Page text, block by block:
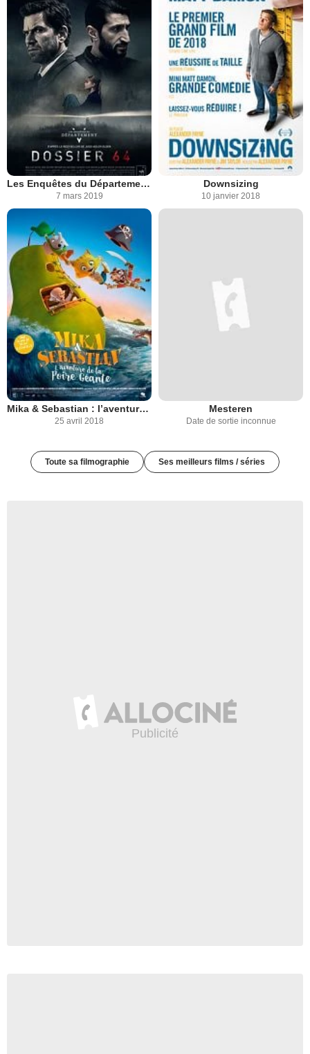
Les Enquêtes du Département V : Dossier 64
7 mars 2019
Downsizing
10 janvier 2018
Mika & Sebastian : l’aventure de la Poire Géante
25 avril 2018
Mesteren
Date de sortie inconnue
Toute sa filmographie Ses meilleurs films / séries